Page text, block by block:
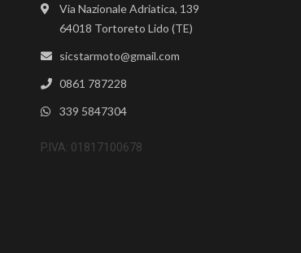
Via Nazionale Adriatica, 139
64018 Tortoreto Lido (TE)
sicstarmoto@gmail.com
0861 787228
339 5847304
P.IVA: 01817100678